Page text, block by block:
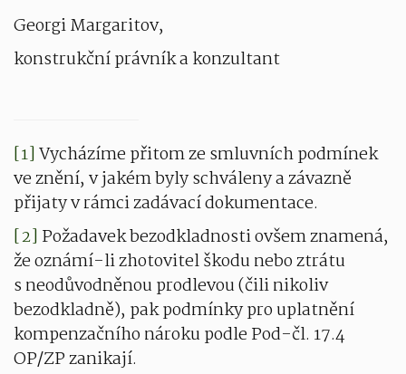
Georgi Margaritov,
konstrukční právník a konzultant
[1]Vycházíme přitom ze smluvních podmínek
ve znění, v jakém byly schváleny a závazně
přijaty v rámci zadávací dokumentace.
[2] Požadavek bezodkladnosti ovšem znamená,
že oznámí-li zhotovitel škodu nebo ztrátu
s neodůvodněnou prodlevou (čili nikoliv
bezodkladně), pak podmínky pro uplatnění
kompenzačního nároku podle Pod-čl. 17.4
OP/ZP zanikají.